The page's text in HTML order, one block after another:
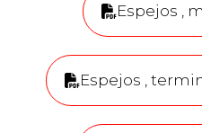
Espejos ,
Espejos ,